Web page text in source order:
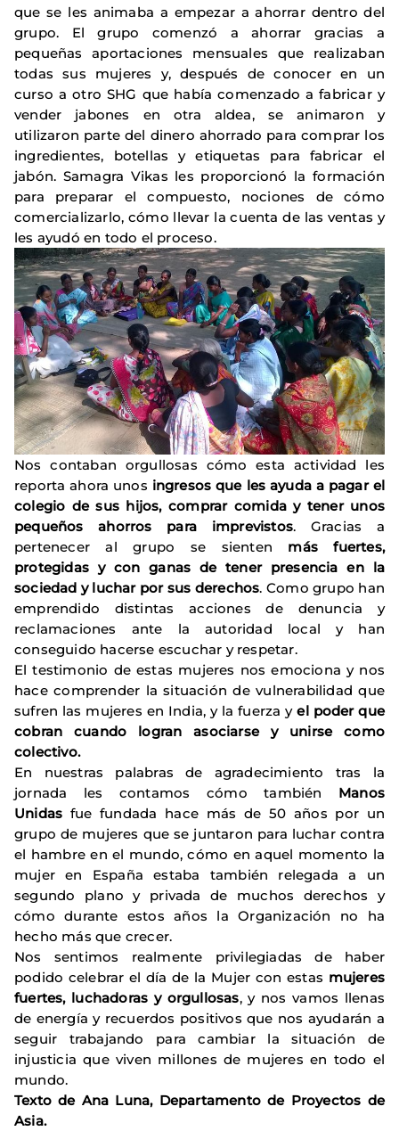
que se les animaba a empezar a ahorrar dentro del
grupo. El grupo comenzó a ahorrar gracias a
pequeñas aportaciones mensuales que realizaban
todas sus mujeres y, después de conocer en un
curso a otro SHG que había comenzado a fabricar y
vender jabones en otra aldea, se animaron y
utilizaron parte del dinero ahorrado para comprar los
ingredientes, botellas y etiquetas para fabricar el
jabón. Samagra Vikas les proporcionó la formación
para preparar el compuesto, nociones de cómo
comercializarlo, cómo llevar la cuenta de las ventas y
les ayudó en todo el proceso.
Nos contaban orgullosas cómo esta actividad les
reporta ahora unos ingresos que les ayuda a pagar el
colegio de sus hijos, comprar comida y tener unos
pequeños ahorros para imprevistos. Gracias a
pertenecer al grupo se sienten más fuertes,
protegidas y con ganas de tener presencia en la
sociedad y luchar por sus derechos. Como grupo han
emprendido distintas acciones de denuncia y
reclamaciones ante la autoridad local y han
conseguido hacerse escuchar y respetar.
El testimonio de estas mujeres nos emociona y nos
hace comprender la situación de vulnerabilidad que
sufren las mujeres en India, y la fuerza yel poder que
cobran cuando logran asociarse y unirse como
colectivo.
En nuestras palabras de agradecimiento tras la
jornada les contamos cómo también Manos
Unidas fue fundada hace más de 50 años por un
grupo de mujeres que se juntaron para luchar contra
el hambre en el mundo, cómo en aquel momento la
mujer en España estaba también relegada a un
segundo plano y privada de muchos derechos y
cómo durante estos años la Organización no ha
hecho más que crecer.
Nos sentimos realmente privilegiadas de haber
podido celebrar el día de la Mujer con estas mujeres
fuertes, luchadoras y orgullosas, y nos vamos llenas
de energía y recuerdos positivos que nos ayudarán a
seguir trabajando para cambiar la situación de
injusticia que viven millones de mujeres en todo el
mundo.
Texto de Ana Luna, Departamento de Proyectos de
Asia.